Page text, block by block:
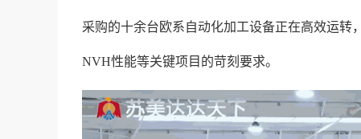
采购的十余台欧系自动化加工设备正在高效运
NVH性能等关键项目的苛刻要求。